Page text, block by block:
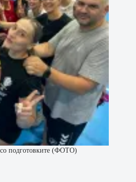
подготовките (ФОТО)